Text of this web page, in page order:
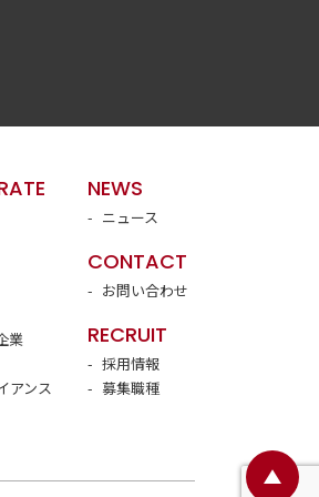
業
アンス
NEWS
ニュース
CONTACT
お問い合わせ
RECRUIT
採用情報
募集職種